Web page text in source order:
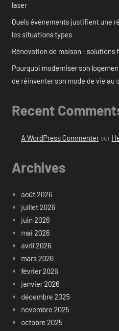
laser
Quels événements justifient une
les situations types
Rénovation de maison : solutions
Pourquoi moderniser son
de réinventer son mode de vie au
Recent
A WordPress Commentersur
Archives
août 2026
juillet 2026
juin 2026
mai 2026
avril 2026
mars 2026
février 2026
janvier 2026
décembre 2025
novembre 2025
octobre 2025